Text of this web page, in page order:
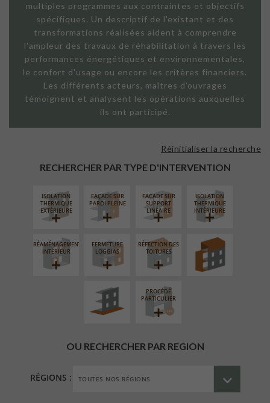
multiples programmes aux contraintes et objectifs
spécifiques. Un descriptif de l'existant et des
transformations réalisées aident à comprendre
l'ampleur des travaux de réhabilitation à travers les
performances énergétiques et environnementales,
le confort d'usage ou encore les critères financiers.
Les différents acteurs, maîtres d'ouvrages
témoignent et analysent les opérations auxquelles
ils ont participé.
RECHERCHER PAR TYPE D'INTERVENTION
Réinitialiser la recherche
ISOLATION
THERMIQUE
EXTÉRIEURE
FAÇADE SUR
PAROI PLEINE
FAÇADE SUR
SUPPORT
LINÉAIRE
ISOLATION
THERMIQUE
INTÉRIEURE
RÉAMÉNAGEMENT
INTÉRIEUR
FERMETURE
LOGGIAS
RÉFECTION DES
TOITURES
SURÉLÉVATION
EXTENSION
AMÉNAGEMENT
EXTÉRIEUR
PROCÉDÉ
PARTICULIER
OU RECHERCHER PAR REGION
RÉGIONS :